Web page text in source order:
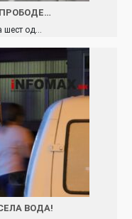
шест од…
ВОДА!